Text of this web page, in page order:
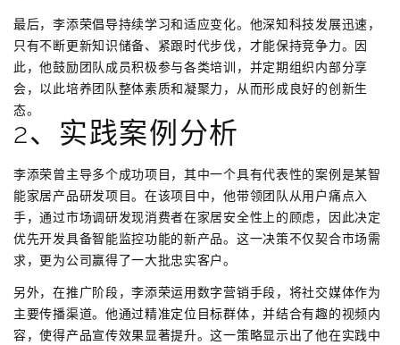
最后，李添荣倡导持续学习和适应变化。他深知科技发展迅速，
只有不断更新知识储备、紧跟时代步伐，才能保持竞争力。因
此，他鼓励团队成员积极参与各类培训，并定期组织内部分享
会，以此培养团队整体素质和凝聚力，从而形成良好的创新生
态。
2、实践案例分析
李添荣曾主导多个成功项目，其中一个具有代表性的案例是某智
能家居产品研发项目。在该项目中，他带领团队从用户痛点入
手，通过市场调研发现消费者在家居安全性上的顾虑，因此决定
优先开发具备智能监控功能的新产品。这一决策不仅契合市场需
求，更为公司赢得了一大批忠实客户。
另外，在推广阶段，李添荣运用数字营销手段，将社交媒体作为
主要传播渠道。他通过精准定位目标群体，并结合有趣的视频内
容，使得产品宣传效果显著提升。这一策略显示出了他在实践中